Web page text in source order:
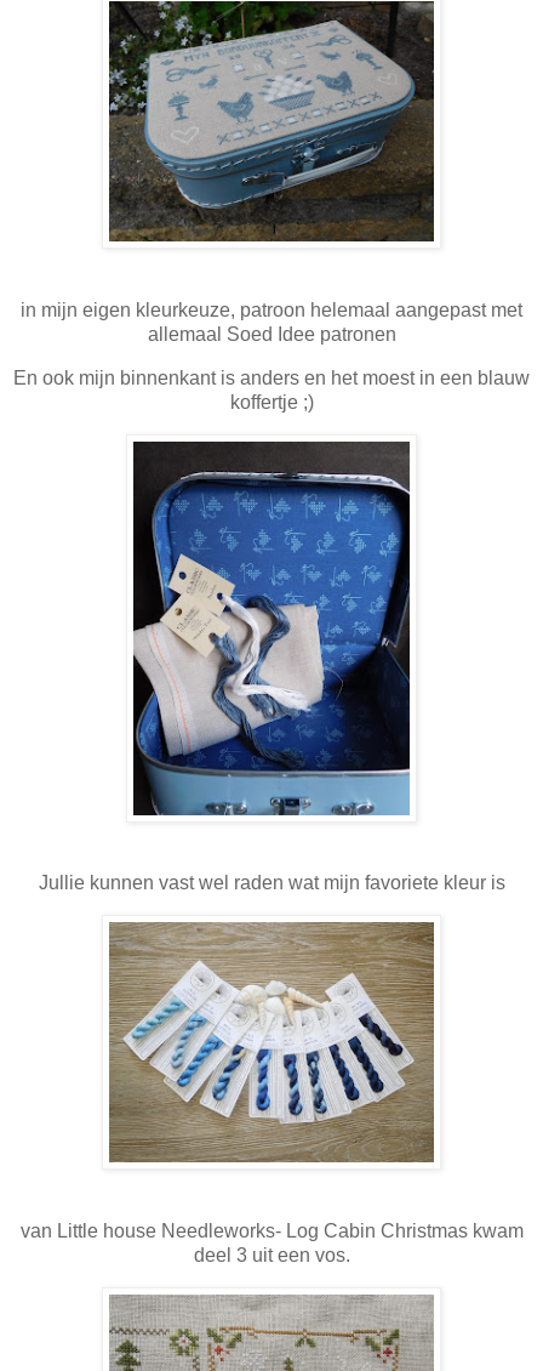
in mijn eigen kleurkeuze, patroon helemaal aangepast met
allemaal Soed Idee patronen
En ook mijn binnenkant is anders en het moest in een blauw
koffertje ;)
Jullie kunnen vast wel raden wat mijn favoriete kleur is
van Little house Needleworks- Log Cabin Christmas kwam
deel 3 uit een vos.